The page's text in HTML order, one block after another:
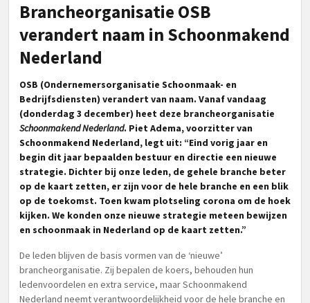
Brancheorganisatie OSB
verandert naam in Schoonmakend
Nederland
OSB (Ondernemersorganisatie Schoonmaak- en
Bedrijfsdiensten) verandert van naam. Vanaf vandaag
(donderdag 3 december) heet deze brancheorganisatie
Schoonmakend Nederland. Piet Adema, voorzitter van
Schoonmakend Nederland, legt uit: “Eind vorig jaar en
begin dit jaar bepaalden bestuur en directie een nieuwe
strategie. Dichter bij onze leden, de gehele branche beter
op de kaart zetten, er zijn voor de hele branche en een blik
op de toekomst. Toen kwam plotseling corona om de hoek
kijken. We konden onze nieuwe strategie meteen bewijzen
en schoonmaak in Nederland op de kaart zetten.”
De leden blijven de basis vormen van de ‘nieuwe’
brancheorganisatie. Zij bepalen de koers, behouden hun
ledenvoordelen en extra service, maar Schoonmakend
Nederland neemt verantwoordelijkheid voor de hele branche en